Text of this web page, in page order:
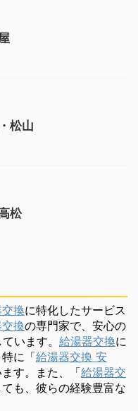
松山
松
換に特化したサービス
換の専門家で、安心の
います。 給湯器交換に
に「給湯器交換 安
す。また、「給湯器交
も、彼らの経験豊富な